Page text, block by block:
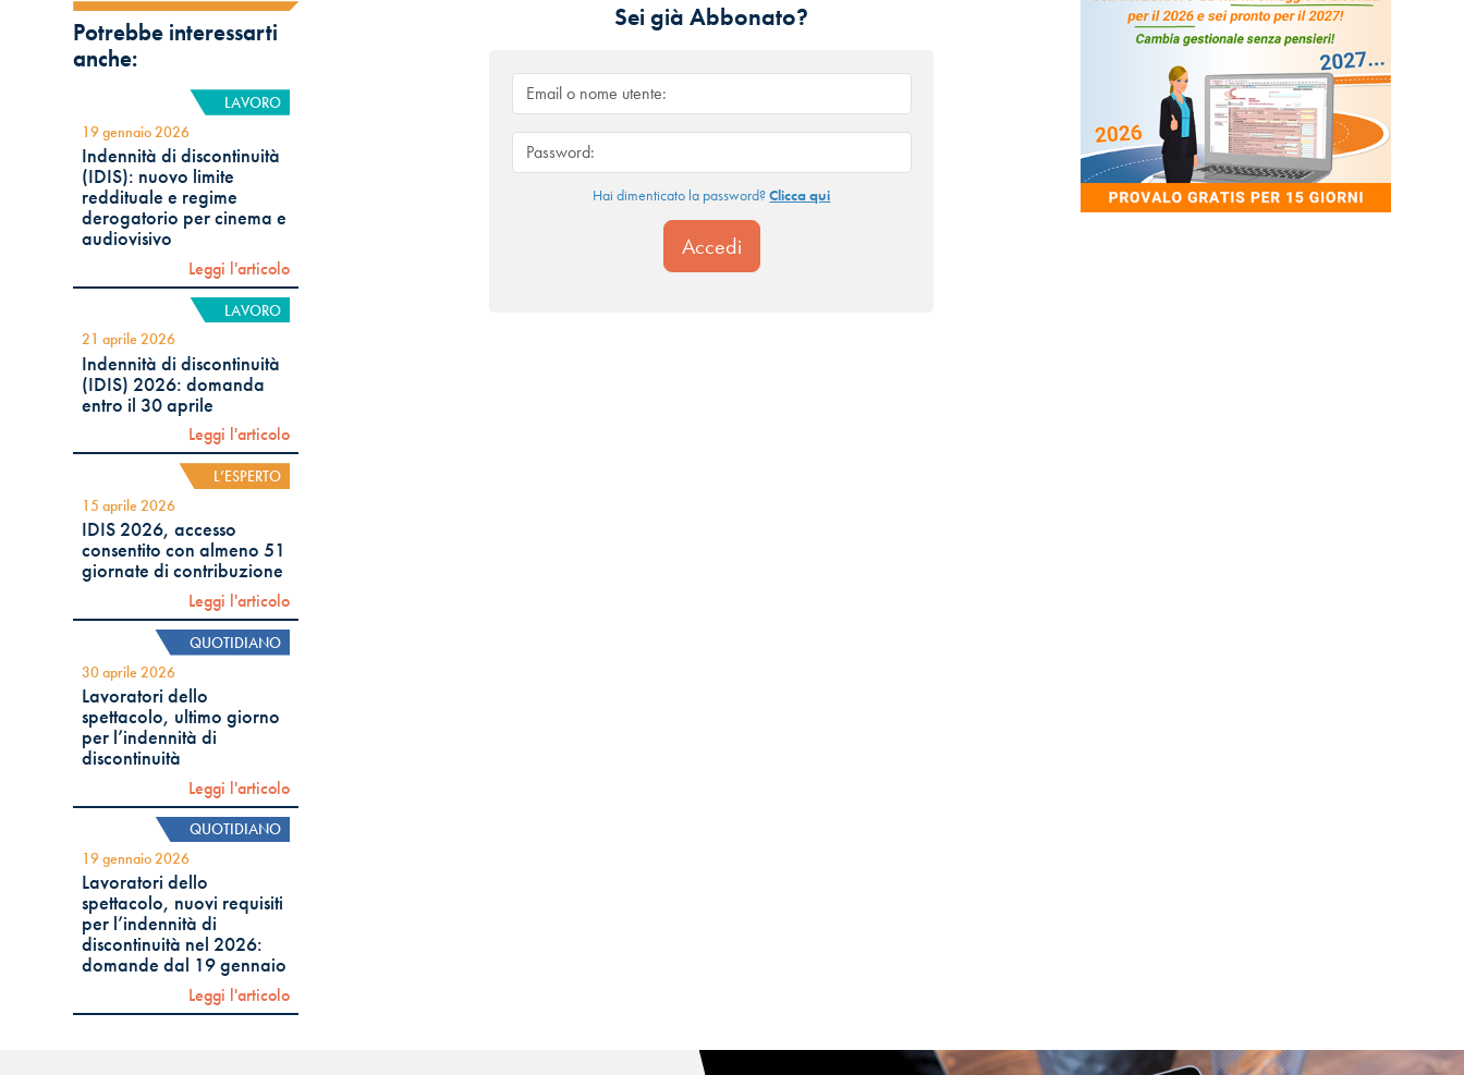
Potrebbe interessarti
anche:
LAVORO
19 gennaio 2026
Indennità di discontinuità
(IDIS): nuovo limite
reddituale e regime
derogatorio per cinema e
audiovisivo
Leggi l'articolo
LAVORO
21 aprile 2026
Indennità di discontinuità
(IDIS) 2026: domanda
entro il 30 aprile
Leggi l'articolo
L’ESPERTO
15 aprile 2026
IDIS 2026, accesso
consentito con almeno 51
giornate di contribuzione
Leggi l'articolo
QUOTIDIANO
30 aprile 2026
Lavoratori dello
spettacolo, ultimo giorno
per l’indennità di
discontinuità
Leggi l'articolo
QUOTIDIANO
19 gennaio 2026
Lavoratori dello
spettacolo, nuovi requisiti
per l’indennità di
discontinuità nel 2026:
domande dal 19 gennaio
Leggi l'articolo
Sei già Abbonato?
Hai dimenticato la password?Clicca qui